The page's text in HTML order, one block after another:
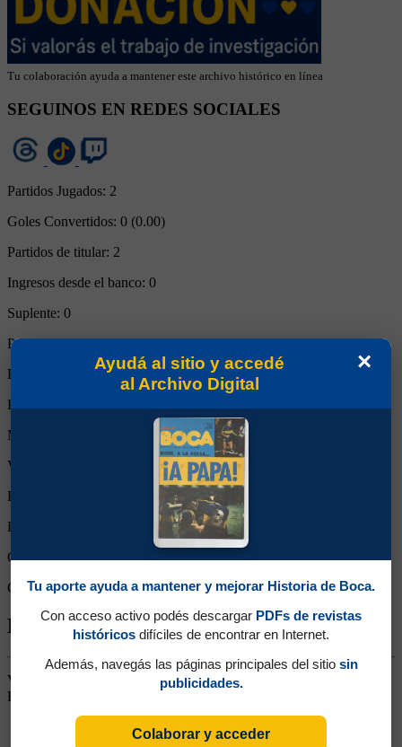
Tu colaboración ayuda a mantener este archivo histórico en línea
SEGUINOS EN REDES SOCIALES
Partidos Jugados: 2
Goles Convertidos: 0 (0.00)
Partidos de titular: 2
Ingresos desde el banco: 0
Suplente: 0
Partidos completos:0
Expulsiones:
Partidos reemplazado:
Minutos Disputados:
Victorias:
Empates:
Derrotas:
Goles de Boca:1
Goles rivales: 5
Biografía de Alexis Nahuel Messidoro
Volante Ofensivo. Surgido de Inferiores. Siguió su carrera en Sport
Boys de Bolivia, Cruzeiro de Brasil y Talleres de Córdoba
×
Ayudá al sitio y accedé
al Archivo Digital
Tu aporte ayuda a mantener y mejorar Historia de Boca.
Con acceso activo podés descargar PDFs de revistas
históricos difíciles de encontrar en Internet.
Además, navegás las páginas principales del sitio sin
publicidades.
Colaborar y acceder